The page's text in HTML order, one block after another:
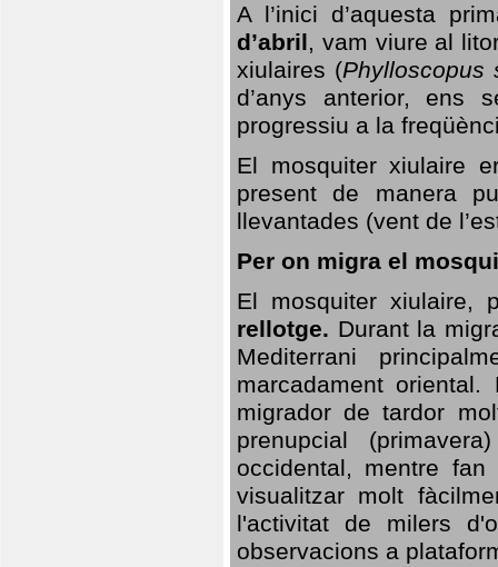
A l’inici d’aquesta
d’abril, vam viure al
xiulaires (Phylloscopus
d’anys anterior, ens
progressiu a la
El mosquiter xiulaire
present de manera
llevantades (vent de
Per on migra el
El mosquiter xiulaire,
rellotge. Durant la
Mediterrani
marcadament
migrador de tardor
prenupcial
occidental, mentre
visualitzar molt
l'activitat de milers
observacions a